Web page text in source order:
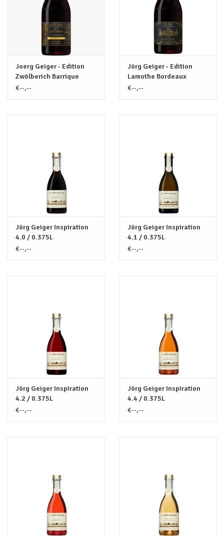
Joerg Geiger - Edition
Zwölberich Barrique
Alcoholvrij / 0.75L
€--,--
Jörg Geiger - Edition
Lamothe Bordeaux
Alcoholvrij / 0.75L
€--,--
Jörg Geiger Inspiration
4.0 / 0.375L
€--,--
Jörg Geiger Inspiration
4.1 / 0.375L
€--,--
Jörg Geiger Inspiration
4.2 / 0.375L
€--,--
Jörg Geiger Inspiration
4.4 / 0.375L
€--,--